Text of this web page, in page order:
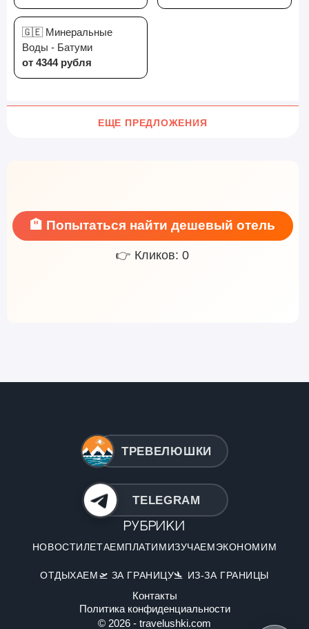
🇬🇪 Минеральные
Воды - Батуми
от 4344 рубля
ЕЩЕ ПРЕДЛОЖЕНИЯ
🏨 Попытаться найти дешевый отель
👉 Кликов: 0
ТРЕВЕЛЮШКИ
TELEGRAM
Рубрики
НОВОСТИЛЕТАЕМПЛАТИМИЗУЧАЕМЭКОНОМИМ
ОТДЫХАЕМ🛫 ЗА ГРАНИЦУ🛬 ИЗ-ЗА ГРАНИЦЫ
Контакты
Политика конфиденциальности
© 2026 - travelushki.com